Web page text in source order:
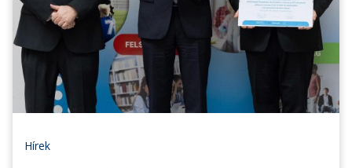
Hírek